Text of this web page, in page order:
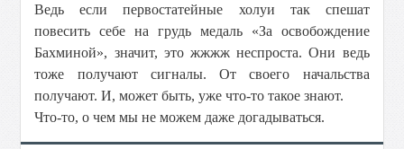
Ведь если первостатейные холуи так спешат
повесить себе на грудь медаль «За освобождение
Бахминой», значит, это жжжж неспроста. Они ведь
тоже получают сигналы. От своего начальства
получают. И, может быть, уже что-то такое знают.
Что-то, о чем мы не можем даже догадываться.